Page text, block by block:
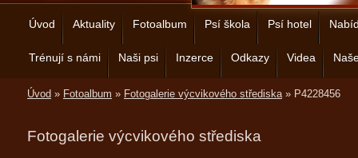
Úvod Aktuality Fotoalbum Psí škola Psí hotel
Trénují s námi Naši psi Inzerce Odkazy Videa
Úvod » Fotoalbum » Fotogalerie výcvikového střediska» P4228456
Fotogalerie výcvikového střediska